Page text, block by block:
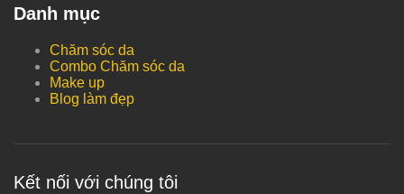
Danh mục
Chăm sóc da
Combo Chăm sóc da
Make up
Blog làm đẹp
Kết nối với chúng tôi